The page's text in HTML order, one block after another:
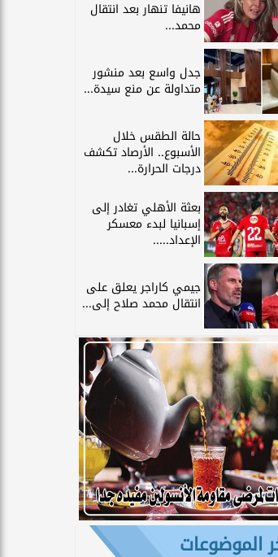
هانيفا تنهار بعد انتقال
محمد...
جدل واسع بعد منشور
متداولة عن منع سيدة...
حالة الطقس خلال
الأسبوع.. الأرصاد تكشف
درجات الحرارة...
بعثة الأهلي تغادر إلى
إسبانيا لبدء معسكر
الإعداد.....
جيمي كاراجر يعلق على
انتقال محمد صلاح إلى...
الموضوعات